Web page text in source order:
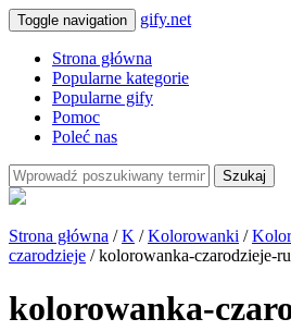
Toggle navigation gify.net
Strona główna
Popularne kategorie
Popularne gify
Pomoc
Poleć nas
Szukaj
Strona główna /K /Kolorowanki /
czarodzieje / kolorowanka-czarodzieje-
kolorowanka-